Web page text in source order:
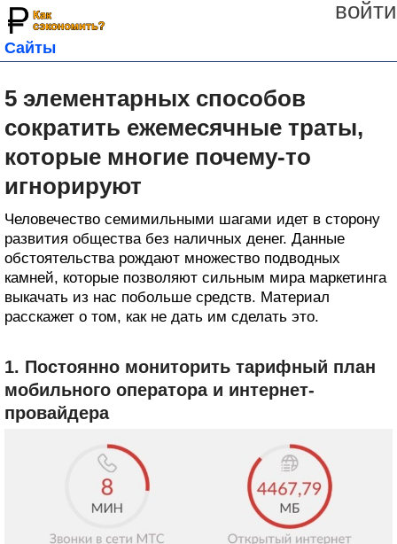
войти
Сайты
5 элементарных способов
сократить ежемесячные траты,
которые многие почему-то
игнорируют
Человечество семимильными шагами идет в сторону
развития общества без наличных денег. Данные
обстоятельства рождают множество подводных
камней, которые позволяют сильным мира маркетинга
выкачать из нас побольше средств. Материал
расскажет о том, как не дать им сделать это.
1. Постоянно мониторить тарифный план
мобильного оператора и интернет-
провайдера